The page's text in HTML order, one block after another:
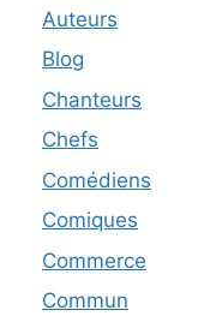
Auteurs
Blog
Chanteurs
Chefs
Comédiens
Comiques
Commerce
Commun